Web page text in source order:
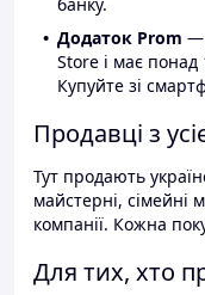
Додаток Prom —
Store і має
Купуйте зі
Продавці з
Тут продають
майстерні, сімейні
компанії. Кожна
Для тих, хто